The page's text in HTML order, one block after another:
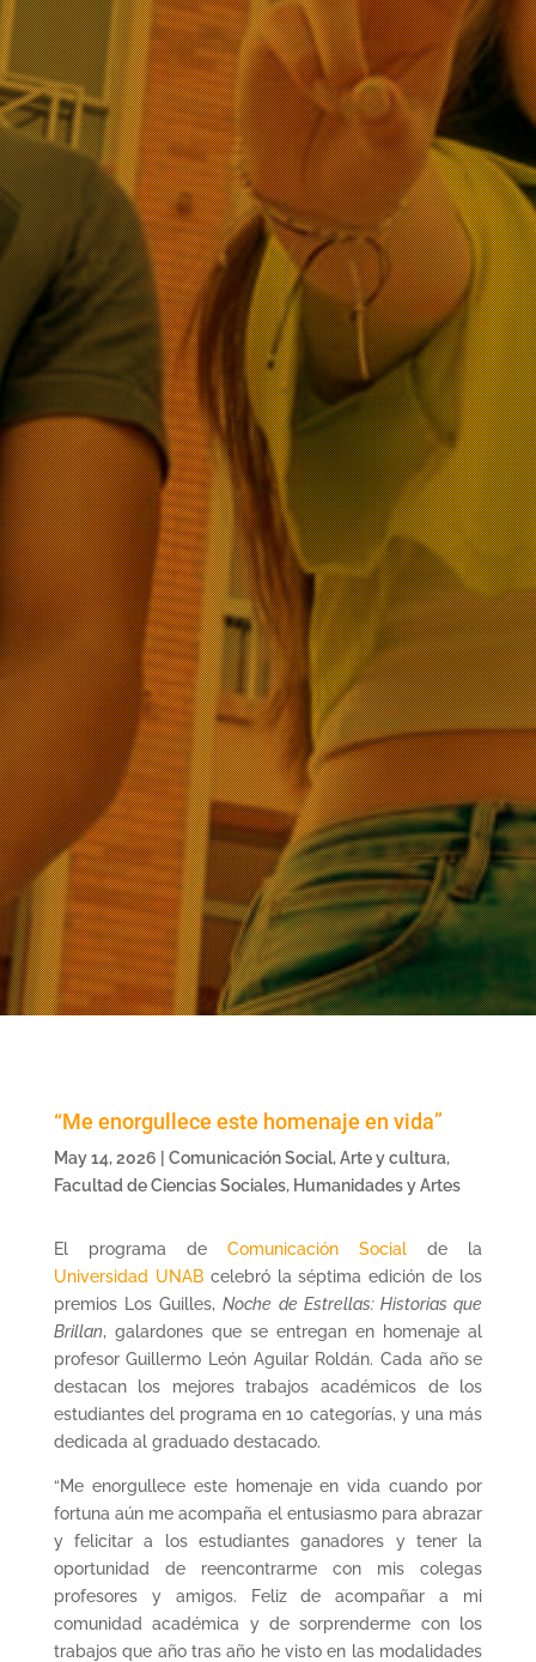
“Me enorgullece este homenaje en vida”
May 14, 2026 Comunicación Social,Arte y cultura,
Facultad de Ciencias Sociales, Humanidades y Artes
El programa de Comunicación Social de la
Universidad UNABcelebró la séptima edición de los
premios Los Guilles,Noche de Estrellas: Historias que
Brillan, galardones que se entregan en homenaje al
profesor Guillermo León Aguilar Roldán. Cada año se
destacan los mejores trabajos académicos de los
estudiantes del programa en 10 categorías, y una más
dedicada al graduado destacado.
“Me enorgullece este homenaje en vida cuando por
fortuna aún me acompaña el entusiasmo para abrazar
y felicitar a los estudiantes ganadores y tener la
oportunidad de reencontrarme con mis colegas
profesores y amigos. Feliz de acompañar a mi
comunidad académica y de sorprenderme con los
trabajos que año tras año he visto en las modalidades